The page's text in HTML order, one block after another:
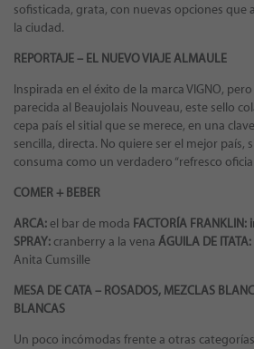
sofisticada, grata, con nuevas opciones que
la ciudad.
REPORTAJE – EL NUEVO VIAJE ALMAULE
Inspirada en el éxito de la marca VIGNO,
parecida al Beaujolais Nouveau, este sello
cepa país el sitial que se merece, en una
sencilla, directa. No quiere ser el mejor país,
consuma como un verdadero “refresco
COMER + BEBER
ARCA:el bar de moda FACTORÍA FRANKLIN: i
SPRAY:cranberry a la vena ÁGUILA DE ITATA:
Anita Cumsille
MESA DE CATA – ROSADOS, MEZCLAS
BLANCAS
Un poco incómodas frente a otras